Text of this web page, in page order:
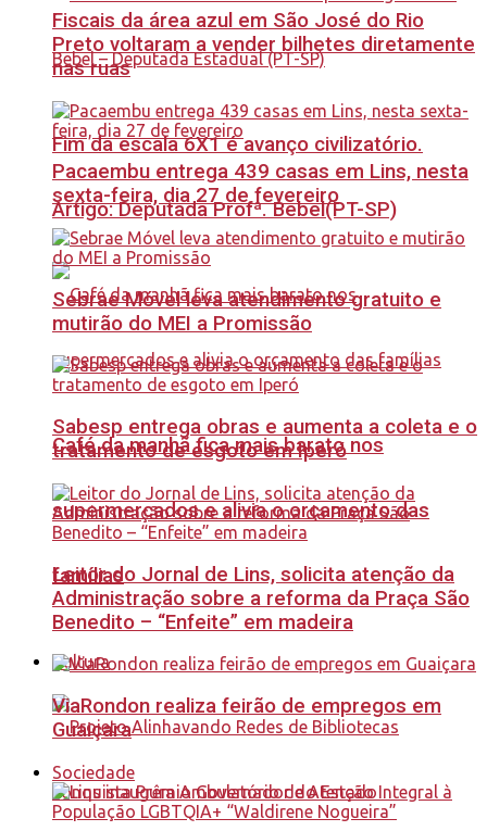
Fim da escala 6X1 é avanço civilizatório.
Artigo: Deputada Profª. Bebel(PT-SP)
Café da manhã fica mais barato nos
supermercados e alivia o orçamento das
famílias
Cultura
Fiscais da área azul em São José do Rio
Preto voltaram a vender bilhetes diretamente
nas ruas
Pacaembu entrega 439 casas em Lins, nesta
sexta-feira, dia 27 de fevereiro
Sebrae Móvel leva atendimento gratuito e
mutirão do MEI a Promissão
Sabesp entrega obras e aumenta a coleta e o
tratamento de esgoto em Iperó
Leitor do Jornal de Lins, solicita atenção da
Administração sobre a reforma da Praça São
Benedito – “Enfeite” em madeira
ViaRondon realiza feirão de empregos em
Guaiçara
Sociedade